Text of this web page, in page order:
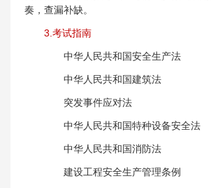
奏，查漏补缺。
3.考试指南
中华人民共和国安全生产法
中华人民共和国建筑法
突发事件应对法
中华人民共和国特种设备安全法
中华人民共和国消防法
建设工程安全生产管理条例